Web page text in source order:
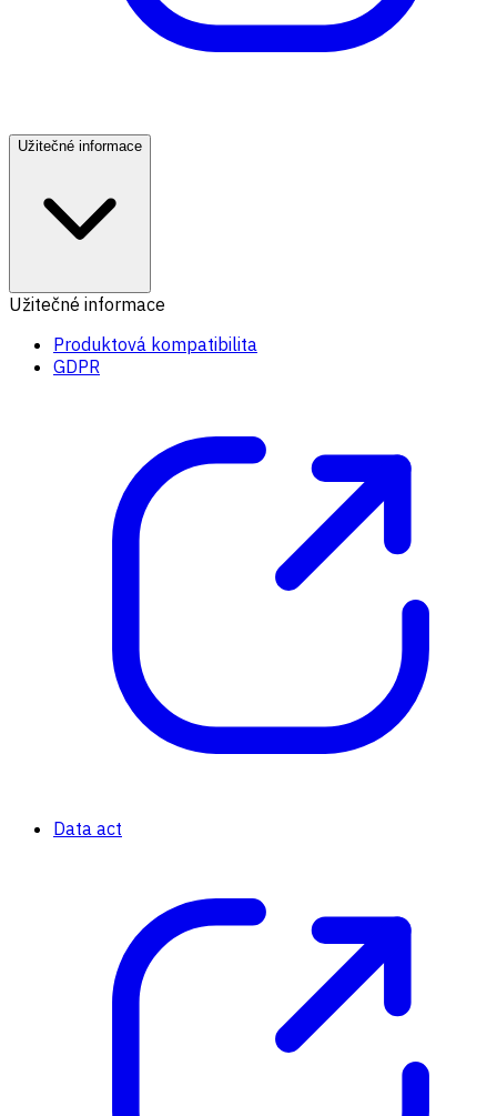
Užitečné informace
Užitečné informace
Produktová kompatibilita
GDPR
Data act